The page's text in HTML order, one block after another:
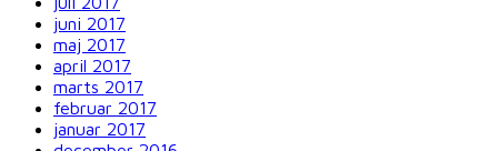
juni 2017
maj 2017
april 2017
marts 2017
februar 2017
januar 2017